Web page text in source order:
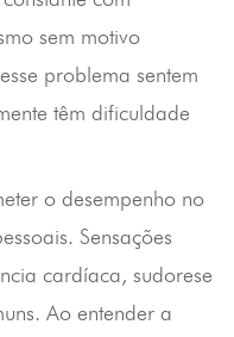
sem motivo
problema sentem
têm dificuldade
o desempenho no
Sensações
cardíaca, sudorese
Ao entender a